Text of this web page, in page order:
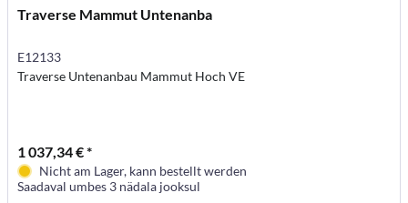
Traverse Mammut Untenanba
E12133
Traverse Untenanbau Mammut Hoch VE
1 037,34 € *
Nicht am Lager, kann bestellt werden
Saadaval umbes 3 nädala jooksul